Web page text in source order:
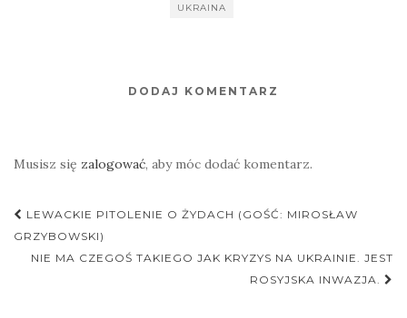
UKRAINA
DODAJ KOMENTARZ
Musisz się zalogować, aby móc dodać komentarz.
Nawigacja
postu
LEWACKIE PITOLENIE O ŻYDACH (GOŚĆ: MIROSŁAW
GRZYBOWSKI)
NIE MA CZEGOŚ TAKIEGO JAK KRYZYS NA UKRAINIE. JEST
ROSYJSKA INWAZJA.